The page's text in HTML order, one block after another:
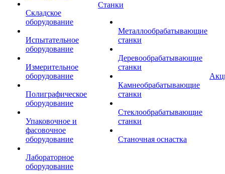
Складское
оборудование
Испытательное
оборудование
Измерительное
оборудование
Полиграфическое
оборудование
Упаковочное и
фасовочное
оборудование
Лабораторное
оборудование
Станки
Металлообрабатывающие
станки
Деревообрабатывающие
станки
Камнеобрабатывающие
станки
Стеклообрабатывающие
станки
Станочная оснастка